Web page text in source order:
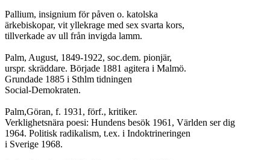
Pallium, insignium för påven o. katolska
ärkebiskopar, vit yllekrage med sex svarta kors,
tillverkade av ull från invigda lamm.
Palm, August, 1849-1922, soc.dem. pionjär,
urspr. skräddare. Började 1881 agitera i Malmö.
Grundade 1885 i Sthlm tidningen
Social-Demokraten.
Palm,Göran, f. 1931, förf., kritiker.
Verklighetsnära poesi: Hundens besök 1961, Världen ser dig
1964. Politisk radikalism, t.ex. i Indoktrineringen
i Sverige 1968.